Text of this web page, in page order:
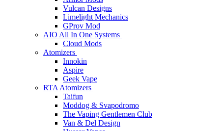
Vulcan Designs
Limelight Mechanics
GProv Mod
AIO All In One Systems
Cloud Mods
Atomizers
Innokin
Aspire
Geek Vape
RTA Atomizers
Taifun
Moddog & Svapodromo
The Vaping Gentlemen Club
Van & Del Design